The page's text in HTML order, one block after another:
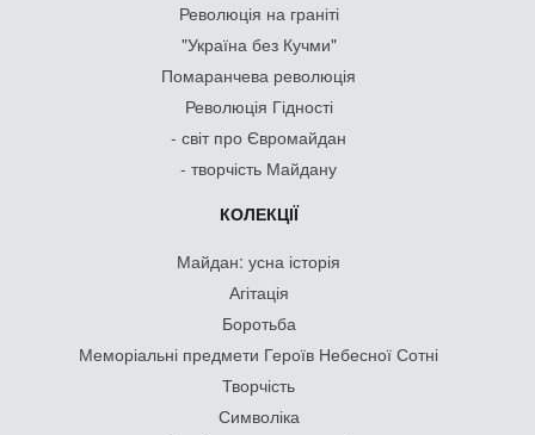
Революція на граніті
"Україна без Кучми"
Помаранчева революція
Революція Гідності
- світ про Євромайдан
- творчість Майдану
КОЛЕКЦІЇ
Майдан: усна історія
Агітація
Боротьба
Меморіальні предмети Героїв Небесної Сотні
Творчість
Символіка